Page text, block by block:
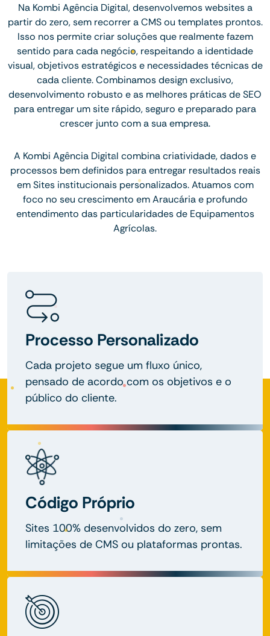
Na Kombi Agência Digital, desenvolvemos websites a
partir do zero, sem recorrer a CMS ou templates prontos.
Isso nos permite criar soluções que realmente fazem
sentido para cada negócio, respeitando a identidade
visual, objetivos estratégicos e necessidades técnicas de
cada cliente. Combinamos design exclusivo,
desenvolvimento robusto e as melhores práticas de SEO
para entregar um site rápido, seguro e preparado para
crescer junto com a sua empresa.
A Kombi Agência Digital combina criatividade, dados e
processos bem definidos para entregar resultados reais
em Sites institucionais personalizados. Atuamos com
foco no seu crescimento em Araucária e profundo
entendimento das particularidades de Equipamentos
Agrícolas.
Processo Personalizado
Cada projeto segue um fluxo único,
pensado de acordo com os objetivos e o
público do cliente.
Código Próprio
Sites 100% desenvolvidos do zero, sem
limitações de CMS ou plataformas prontas.